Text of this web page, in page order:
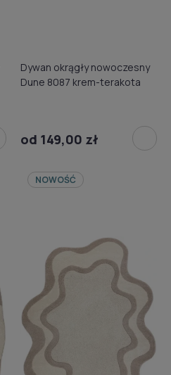
Dywan okrągły nowoczesny
Dune 8087 krem-terakota
od 149,00 zł
NOWOŚĆ